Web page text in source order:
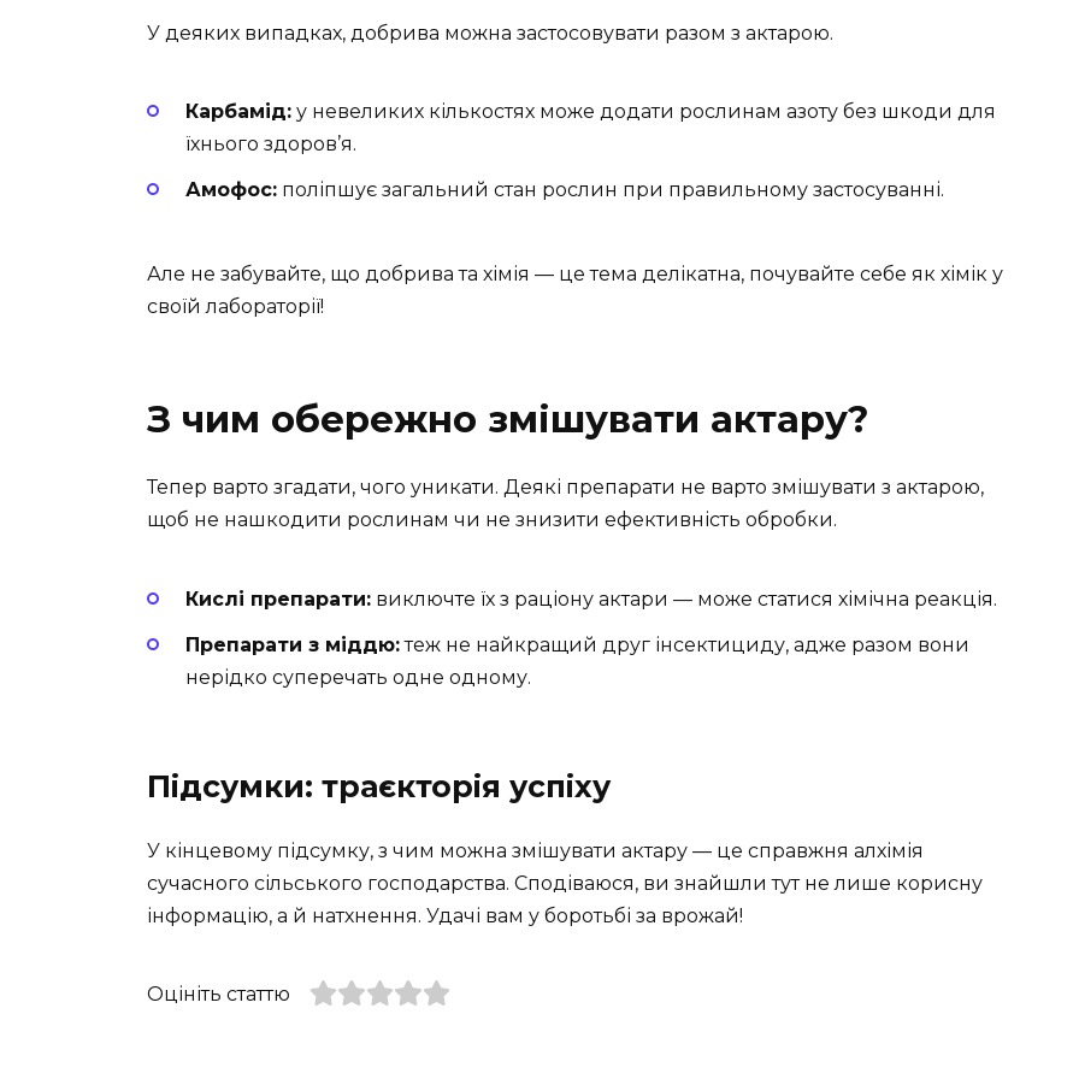
У деяких випадках, добрива можна застосовувати разом з актарою.
Карбамід: у невеликих кількостях може додати рослинам азоту без шкоди для
їхнього здоров’я.
Амофос: поліпшує загальний стан рослин при правильному застосуванні.
Але не забувайте, що добрива та хімія — це тема делікатна, почувайте себе як хімік у
своїй лабораторії!
З чим обережно змішувати актару?
Тепер варто згадати, чого уникати. Деякі препарати не варто змішувати з актарою,
щоб не нашкодити рослинам чи не знизити ефективність обробки.
Кислі препарати: виключте їх з раціону актари — може статися хімічна реакція.
Препарати з міддю:теж не найкращий друг інсектициду, адже разом вони
нерідко суперечать одне одному.
Підсумки: траєкторія успіху
У кінцевому підсумку, з чим можна змішувати актару — це справжня алхімія
сучасного сільського господарства. Сподіваюся, ви знайшли тут не лише корисну
інформацію, а й натхнення. Удачі вам у боротьбі за врожай!
Оцініть статтю